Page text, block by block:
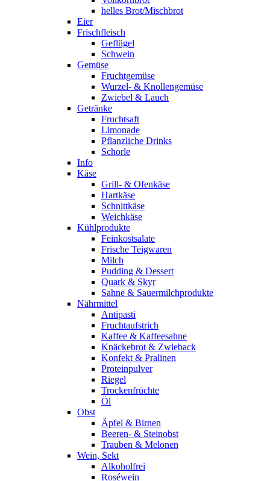
helles Brot/Mischbrot
Eier
Frischfleisch
Geflügel
Schwein
Gemüse
Fruchtgemüse
Wurzel- & Knollengemüse
Zwiebel & Lauch
Getränke
Fruchtsaft
Limonade
Pflanzliche Drinks
Schorle
Info
Käse
Grill- & Ofenkäse
Hartkäse
Schnittkäse
Weichkäse
Kühlprodukte
Feinkostsalate
Frische Teigwaren
Milch
Pudding & Dessert
Quark & Skyr
Sahne & Sauermilchprodukte
Nährmittel
Antipasti
Fruchtaufstrich
Kaffee & Kaffeesahne
Knäckebrot & Zwieback
Konfekt & Pralinen
Proteinpulver
Riegel
Trockenfrüchte
Öl
Obst
Äpfel & Birnen
Beeren- & Steinobst
Trauben & Melonen
Wein, Sekt
Alkoholfrei
Roséwein